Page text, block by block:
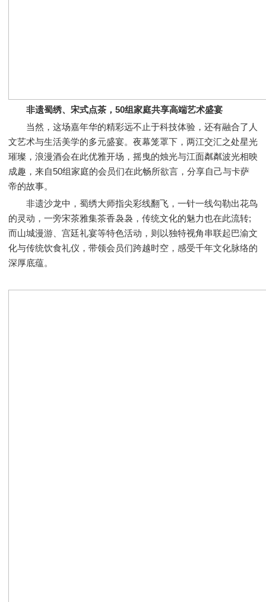
非遗蜀绣、宋式点茶，50组家庭共享高端艺术盛宴
当然，这场嘉年华的精彩远不止于科技体验，还有融合了人
文艺术与生活美学的多元盛宴。夜幕笼罩下，两江交汇之处星光
璀璨，浪漫酒会在此优雅开场，摇曳的烛光与江面粼粼波光相映
成趣，来自50组家庭的会员们在此畅所欲言，分享自己与卡萨
帝的故事。
非遗沙龙中，蜀绣大师指尖彩线翻飞，一针一线勾勒出花鸟
的灵动，一旁宋茶雅集茶香袅袅，传统文化的魅力也在此流转;
而山城漫游、宫廷礼宴等特色活动，则以独特视角串联起巴渝文
化与传统饮食礼仪，带领会员们跨越时空，感受千年文化脉络的
深厚底蕴。